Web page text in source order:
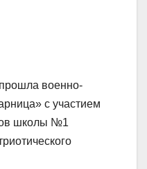
военно-
с участием
школы №1